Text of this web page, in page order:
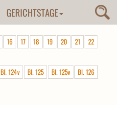
GERICHTSTAGE
16 17 18 19 20 21
22
Bl. 124v Bl. 125 Bl. 125v
Bl. 126